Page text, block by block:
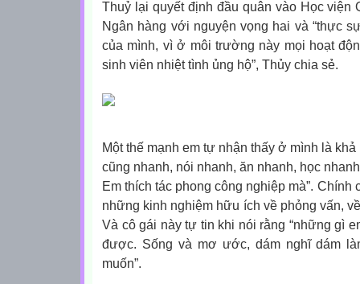
Thuỷ lại quyết định đầu quân vào Học viện
Ngân hàng với nguyện vọng hai và “thực
của mình, vì ở môi trường này mọi hoạt
sinh viên nhiệt tình ủng hộ”, Thủy chia sẻ.
Một thế mạnh em tự nhận thấy ở mình là
cũng nhanh, nói nhanh, ăn nhanh, học
Em thích tác phong công nghiệp mà”. Chính
những kinh nghiệm hữu ích về phỏng vấn,
Và cô gái này tự tin khi nói rằng “những gì
được. Sống và mơ ước, dám nghĩ dám
muốn”.